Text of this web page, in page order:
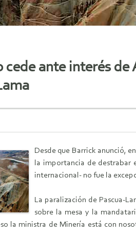
cede ante interés
Desde que Barrick anunció,
la importancia de destrabar
internacional- no fue la
La paralización de Pascua-
sobre la mesa y la
la ministra de Minería está con